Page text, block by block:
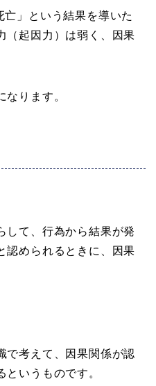
亡」という結果を導いた
（起因力）は弱く、因果
なります。
して、行為から結果が発
認められるときに、因果
考えて、因果関係が認
いうものです。